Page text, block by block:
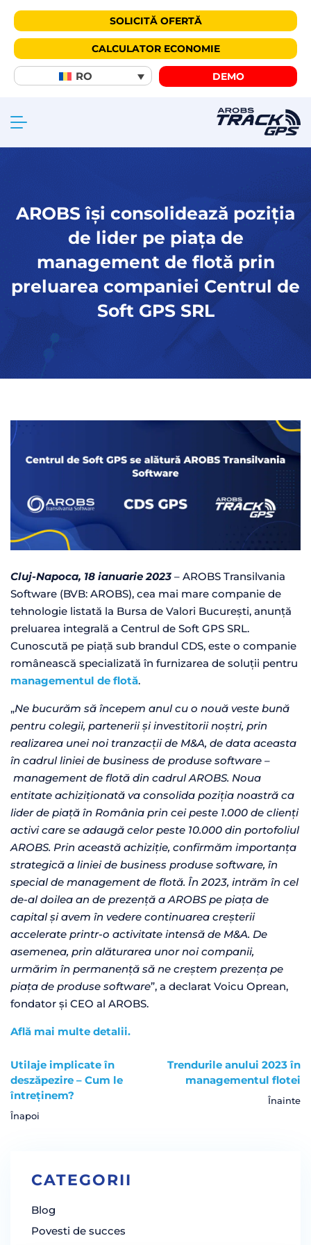
SOLICITĂ OFERTĂ
CALCULATOR ECONOMIE
RO DEMO
AROBS își consolidează poziția
de lider pe piața de
management de flotă prin
preluarea companiei Centrul de
Soft GPS SRL
Cluj-Napoca, 18 ianuarie 2023 – AROBS Transilvania
Software (BVB: AROBS), cea mai mare companie de
tehnologie listată la Bursa de Valori București, anunță
preluarea integrală a Centrul de Soft GPS SRL.
Cunoscută pe piață sub brandul CDS, este o companie
românească specializată în furnizarea de soluții pentru
managementul de flotă.
„Ne bucurăm să începem anul cu o nouă veste bună
pentru colegii, partenerii și investitorii noștri, prin
realizarea unei noi tranzacții de M&A, de data aceasta
în cadrul liniei de business de produse software –
management de flotă din cadrul AROBS. Noua
entitate achiziționată va consolida poziția noastră ca
lider de piață în România prin cei peste 1.000 de clienți
activi care se adaugă celor peste 10.000 din portofoliul
AROBS. Prin această achiziție, confirmăm importanța
strategică a liniei de business produse software, în
special de management de flotă. În 2023, intrăm în cel
de-al doilea an de prezență a AROBS pe piața de
capital și avem în vedere continuarea creșterii
accelerate printr-o activitate intensă de M&A. De
asemenea, prin alăturarea unor noi companii,
urmărim în permanență să ne creștem prezența pe
piața de produse software”, a declarat Voicu Oprean,
fondator și CEO al AROBS.
Află mai multe detalii.
Utilaje implicate în
deszăpezire – Cum le
întreținem?
Înapoi
Trendurile anului 2023 în
managementul flotei
Înainte
CATEGORII
Blog
Povesti de succes